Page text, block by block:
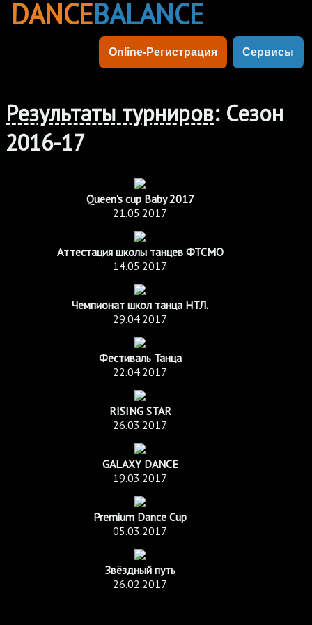
DANCEBALANCE
Online-Регистрация Сервисы
Результаты турниров: Сезон
2016-17
Queen's cup Baby 2017
21.05.2017
Аттестация школы танцев ФТСМО
14.05.2017
Чемпионат школ танца НТЛ.
29.04.2017
Фестиваль Танца
22.04.2017
RISING STAR
26.03.2017
GALAXY DANCE
19.03.2017
Premium Dance Cup
05.03.2017
Звёздный путь
26.02.2017